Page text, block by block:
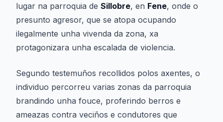
lugar na parroquia de Sillobre, en Fene, onde o
presunto agresor, que se atopa ocupando
ilegalmente unha vivenda da zona, xa
protagonizara unha escalada de violencia.
Segundo testemuños recollidos polos axentes, o
individuo percorreu varias zonas da parroquia
brandindo unha fouce, proferindo berros e
ameazas contra veciños e condutores que